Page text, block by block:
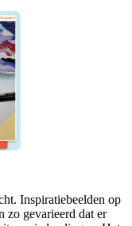
Inspiratiebeelden op
zo gevarieerd dat er